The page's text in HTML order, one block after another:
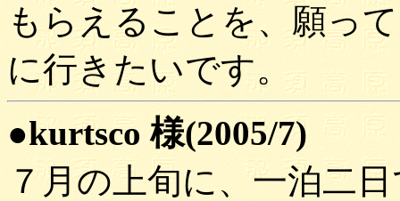
もらえることを、願っ
に行きたいです。
●kurtsco 様(2005/7)
７月の上旬に、一泊二